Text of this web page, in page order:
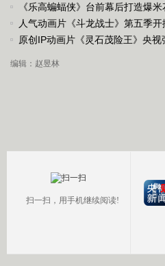
《乐高蝙蝠侠》台前幕后打造爆米
人气动画片《斗龙战士》第五季开
原创IP动画片《灵石茂险王》央视
编辑：赵昱林
扫一扫，用手机继续阅读!